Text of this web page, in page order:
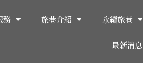
務 旅巷介紹 永續旅巷
最新消息